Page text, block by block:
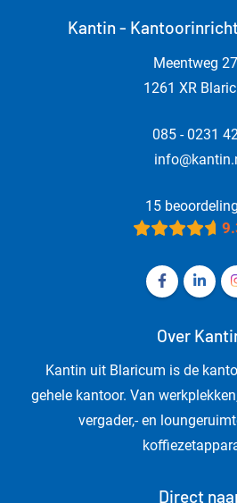
Kantin -
Meentweg
1261 XR
085 - 0231
15
Volg ons
Over
Kantin uit Blaricum is de
gehele kantoor. Van
vergader,- en
Direct